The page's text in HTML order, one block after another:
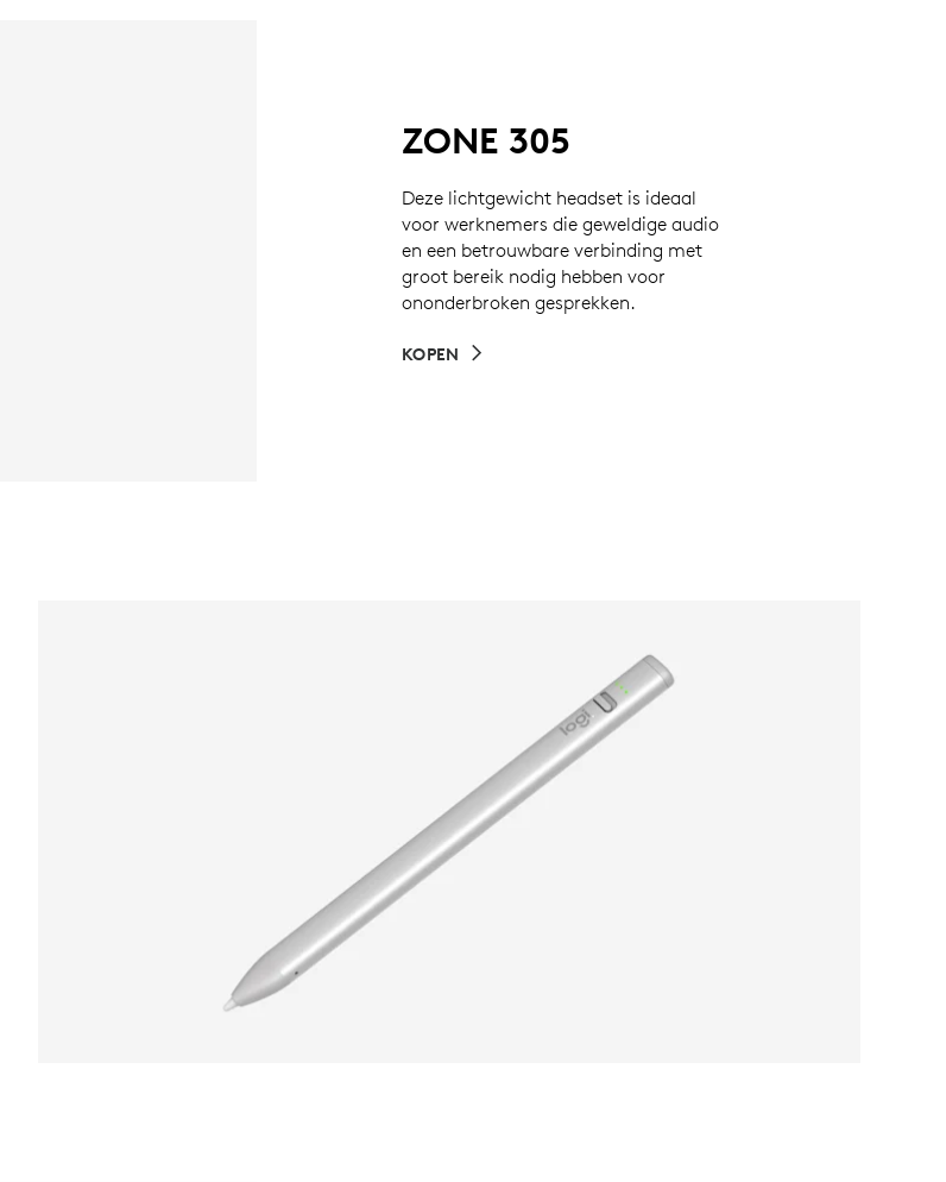
ZONE 305
Deze lichtgewicht headset is ideaal
voor werknemers die geweldige audio
en een betrouwbare verbinding met
groot bereik nodig hebben voor
ononderbroken gesprekken.
KOPEN